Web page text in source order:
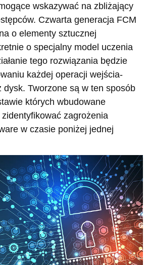
wskazywać na zbliżający
Czwarta generacja FCM
o elementy sztucznej
o specjalny model uczenia
tego rozwiązania będzie
każdej operacji wejścia-
dysk. Tworzone są w ten sposób
których wbudowane
zagrożenia
w czasie poniżej jednej